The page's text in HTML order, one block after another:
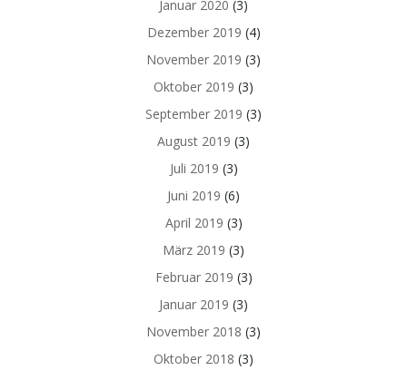
Januar 2020 (3)
Dezember 2019 (4)
November 2019 (3)
Oktober 2019 (3)
September 2019 (3)
August 2019 (3)
Juli 2019 (3)
Juni 2019 (6)
April 2019 (3)
März 2019 (3)
Februar 2019 (3)
Januar 2019 (3)
November 2018 (3)
Oktober 2018 (3)